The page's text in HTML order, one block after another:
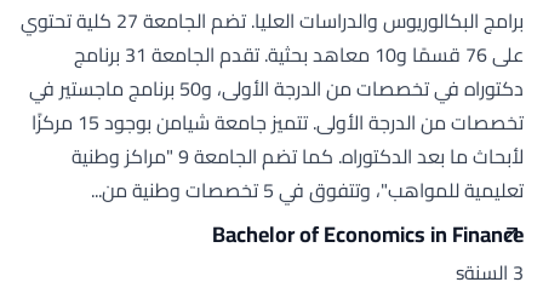
برامج البكالوريوس والدراسات العليا. تضم الجامعة 27 كلية تحتوي
على 76 قسمًا و10 معاهد بحثية. تقدم الجامعة 31 برنامج
دكتوراه في تخصصات من الدرجة الأولى، و50 برنامج ماجستير في
تخصصات من الدرجة الأولى. تتميز جامعة شيامن بوجود 15 مركزًا
لأبحاث ما بعد الدكتوراه. كما تضم الجامعة 9 "مراكز وطنية
تعليمية للمواهب"، وتتفوق في 5 تخصصات وطنية من...
Bachelor of Economics in Finance
3 السنةs